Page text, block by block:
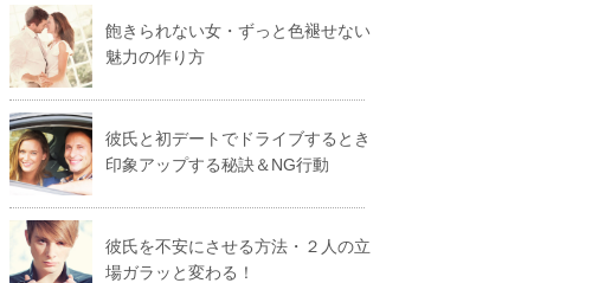
飽きられない女・ずっと色褪せない
魅力の作り方
彼氏と初デートでドライブするとき
印象アップする秘訣＆NG行動
彼氏を不安にさせる方法・２人の立
場ガラッと変わる！